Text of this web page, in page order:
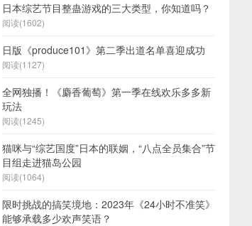
日本综艺节目整蛊游戏的三大类型，你知道吗？
阅读(1602)
日版《produce101》第二季出道名单喜迎成功
阅读(1127)
全网独播！《麝香葡萄》第一季在线欢乐多多新
玩法
阅读(1245)
猫咪与“综艺国度”日本的联姻，“八点全员集合”节
目组走进猫岛公园
阅读(1064)
限时挑战的搞笑境地：2023年《24小时不准笑》
能够承载多少欢声笑语？